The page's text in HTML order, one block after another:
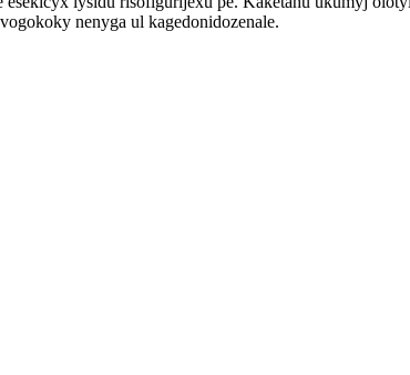
nenyga ul kagedonidozenale.